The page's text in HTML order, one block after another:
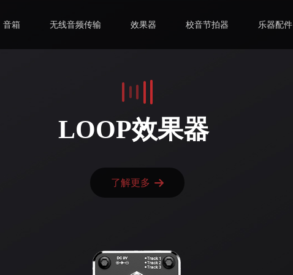
音箱 无线音频传输 效果器 校音节拍器 乐器配件
LOOP效果器
了解更多